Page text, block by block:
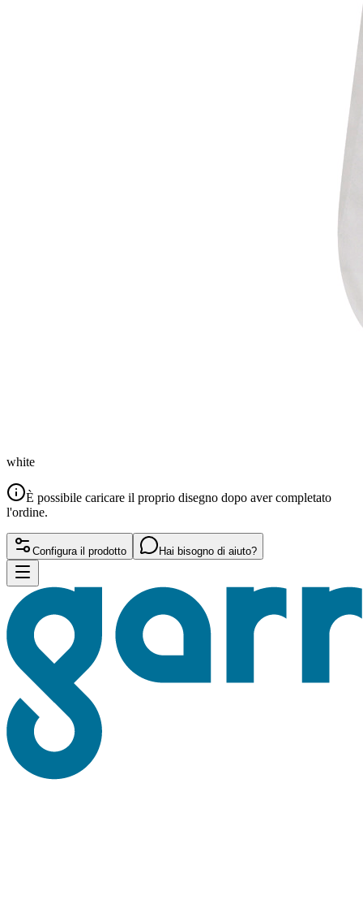
white
È possibile caricare il proprio disegno dopo aver completato
l'ordine.
Configura il prodotto Hai bisogno di aiuto?